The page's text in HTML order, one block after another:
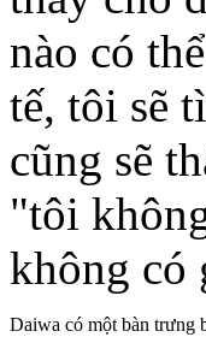
nào có
tế, tôi sẽ
cũng sẽ
"tôi
không có
Daiwa có một bàn trưng